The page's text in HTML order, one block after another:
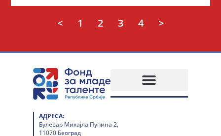
< 1 2 3 4 >
АДРЕСА:
Булевар Михајла Пупина 2,
11070 Београд